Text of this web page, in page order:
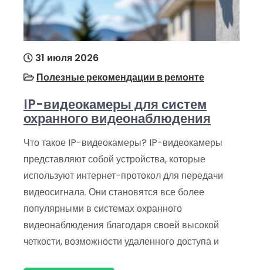
31 июля 2026
Полезные рекомендации в ремонте
IP-видеокамеры для систем
охранного видеонаблюдения
Что такое IP-видеокамеры? IP-видеокамеры
представляют собой устройства, которые
используют интернет-протокол для передачи
видеосигнала. Они становятся все более
популярными в системах охранного
видеонаблюдения благодаря своей высокой
четкости, возможности удаленного доступа и